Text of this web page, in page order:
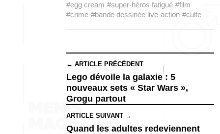
#egg cream #super-héros fatigué #film
#crime #bande dessinée live-action #culte
← ARTICLE PRÉCÉDENT
Lego dévoile la galaxie : 5
nouveaux sets « Star Wars »,
Grogu partout
ARTICLE SUIVANT →
Quand les adultes redeviennent